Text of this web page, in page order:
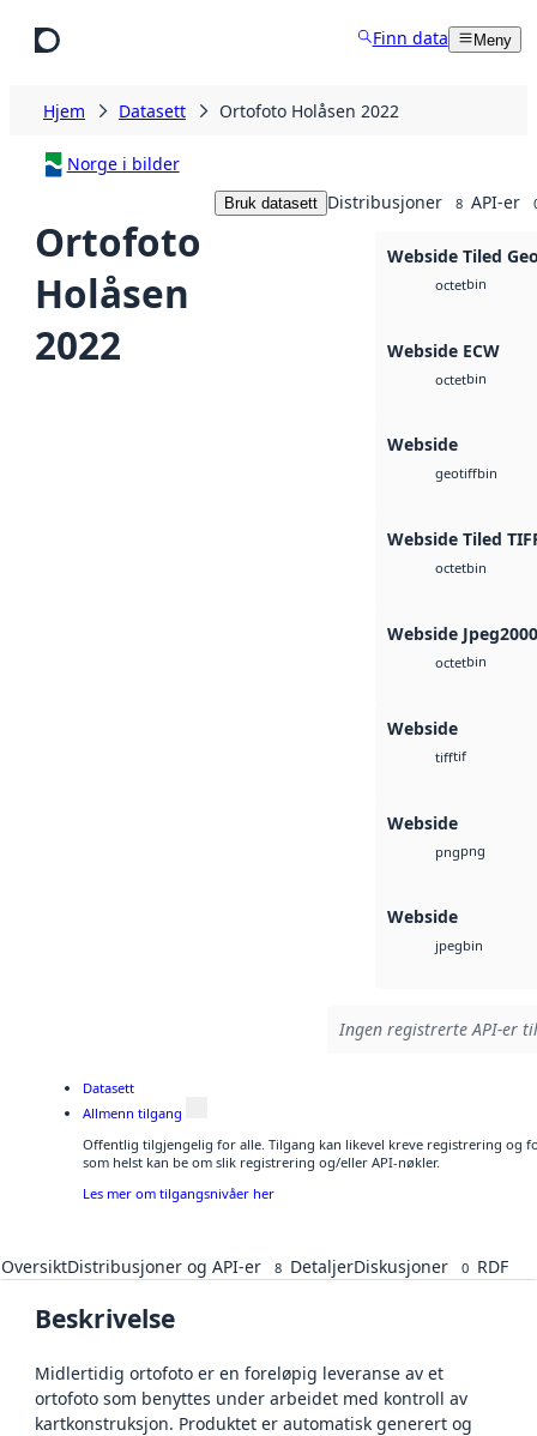
Finn data Meny
Hjem Datasett Ortofoto Holåsen 2022
Norge i bilder
Ortofoto
Holåsen
2022
Bruk datasett Distribusjoner 8 API-er
Webside Tiled
octetbin
Webside ECW
octetbin
Webside
geotiffbin
Webside Tiled
octetbin
Webside Jpeg2000
octetbin
Webside
tifftif
Webside
pngpng
Webside
jpegbin
Ingen registrerte API-er
Datasett
Allmenn tilgang
Offentlig tilgjengelig for alle. Tilgang kan likevel kreve registrering og
som helst kan be om slik registrering og/eller API-nøkler.
Les mer om tilgangsnivåer her
OversiktDistribusjoner og API-er 8 DetaljerDiskusjoner 0 RDF
Beskrivelse
Midlertidig ortofoto er en foreløpig leveranse av et
ortofoto som benyttes under arbeidet med kontroll av
kartkonstruksjon. Produktet er automatisk generert og